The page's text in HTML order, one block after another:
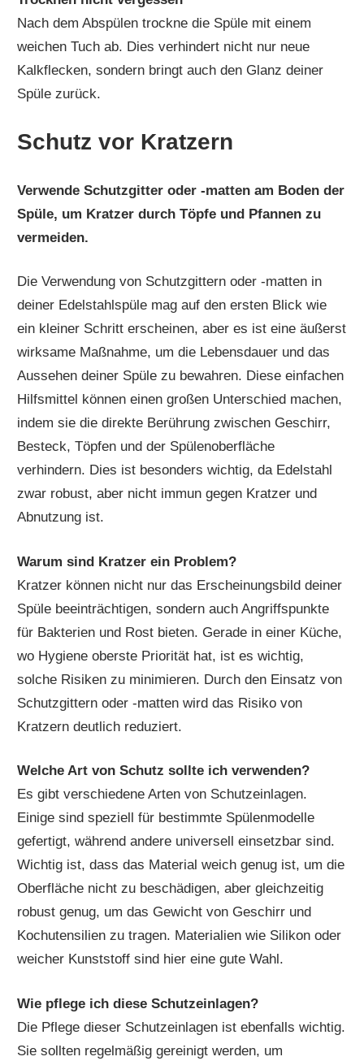
Nach dem Abspülen trockne die Spüle mit einem
weichen Tuch ab. Dies verhindert nicht nur neue
Kalkflecken, sondern bringt auch den Glanz deiner
Spüle zurück.
Schutz vor Kratzern
Verwende Schutzgitter oder -matten am Boden der
Spüle, um Kratzer durch Töpfe und Pfannen zu
vermeiden.
Die Verwendung von Schutzgittern oder -matten in
deiner Edelstahlspüle mag auf den ersten Blick wie
ein kleiner Schritt erscheinen, aber es ist eine äußerst
wirksame Maßnahme, um die Lebensdauer und das
Aussehen deiner Spüle zu bewahren. Diese einfachen
Hilfsmittel können einen großen Unterschied machen,
indem sie die direkte Berührung zwischen Geschirr,
Besteck, Töpfen und der Spülenoberfläche
verhindern. Dies ist besonders wichtig, da Edelstahl
zwar robust, aber nicht immun gegen Kratzer und
Abnutzung ist.
Warum sind Kratzer ein Problem?
Kratzer können nicht nur das Erscheinungsbild deiner
Spüle beeinträchtigen, sondern auch Angriffspunkte
für Bakterien und Rost bieten. Gerade in einer Küche,
wo Hygiene oberste Priorität hat, ist es wichtig,
solche Risiken zu minimieren. Durch den Einsatz von
Schutzgittern oder -matten wird das Risiko von
Kratzern deutlich reduziert.
Welche Art von Schutz sollte ich verwenden?
Es gibt verschiedene Arten von Schutzeinlagen.
Einige sind speziell für bestimmte Spülenmodelle
gefertigt, während andere universell einsetzbar sind.
Wichtig ist, dass das Material weich genug ist, um die
Oberfläche nicht zu beschädigen, aber gleichzeitig
robust genug, um das Gewicht von Geschirr und
Kochutensilien zu tragen. Materialien wie Silikon oder
weicher Kunststoff sind hier eine gute Wahl.
Wie pflege ich diese Schutzeinlagen?
Die Pflege dieser Schutzeinlagen ist ebenfalls wichtig.
Sie sollten regelmäßig gereinigt werden, um